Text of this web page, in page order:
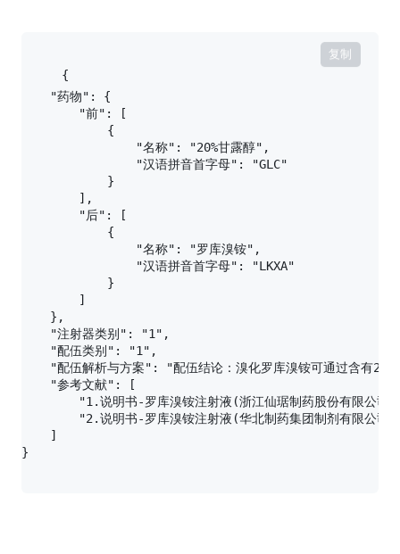
复制
{
    "药物": {
        "前": [
            {
                "名称": "20%甘露醇",
                "汉语拼音首字母": "GLC"
            }
        ],
        "后": [
            {
                "名称": "罗库溴铵",
                "汉语拼音首字母": "LKXA"
            }
        ]
    },
    "注射器类别": "1",
    "配伍类别": "1",
"配伍解析与方案": "配伍结论：溴化罗库溴铵可通过含有20%
    "参考文献": [
"1.说明书-罗库溴铵注射液(浙江仙琚制药股份有限公司
"2.说明书-罗库溴铵注射液(华北制药集团制剂有限公司
    ]